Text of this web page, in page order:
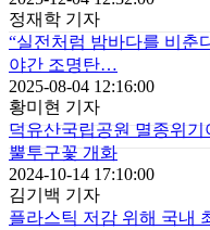
정재학 기자
“실전처럼 밤바다를 비춘
야간 조명탄…
2025-08-04 12:16:00
황미현 기자
덕유산국립공원 멸종위
뿔투구꽃 개화
2024-10-14 17:10:00
김기백 기자
플라스틱 저감 위해 국내